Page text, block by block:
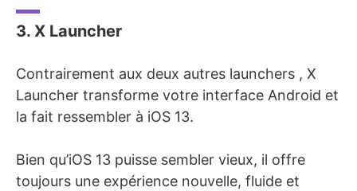
3. X Launcher
Contrairement aux deux autres launchers , X
Launcher transforme votre interface Android et
la fait ressembler à iOS 13.
Bien qu’iOS 13 puisse sembler vieux, il offre
toujours une expérience nouvelle, fluide et